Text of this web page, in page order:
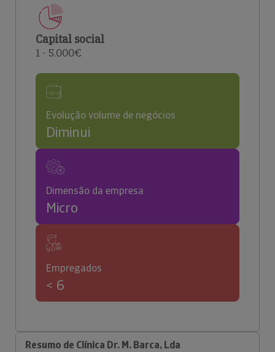
Capital social
1 - 5.000€
Evolução volume de negócios
Diminui
Dimensão da empresa
Micro
Empregados
< 6
Resumo de Clínica Dr. M. Barca, Lda